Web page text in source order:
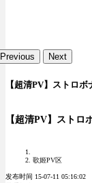
Previous Next
【超清PV】ストロ
【超清PV】ストロ
歌姬PV区
发布时间 15-07-11 05:16:02